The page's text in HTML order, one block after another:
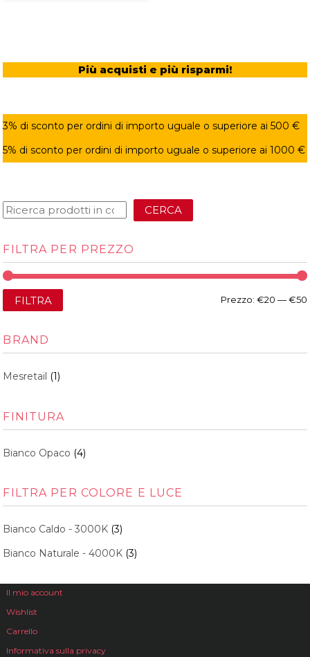
Più acquisti e più risparmi!
3% di sconto per ordini di importo uguale o superiore ai 500 €
5% di sconto per ordini di importo uguale o superiore ai 1000 €
CERCA
FILTRA PER PREZZO
FILTRA Prezzo: €20 —€50
BRAND
Mesretail (1)
FINITURA
Bianco Opaco (4)
FILTRA PER COLORE E LUCE
Bianco Caldo - 3000K (3)
Bianco Naturale - 4000K (3)
Il mio account
Wishlist
Carrello
Informativa sulla privacy